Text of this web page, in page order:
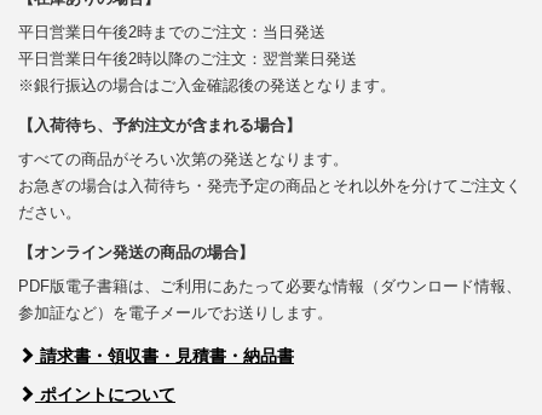
平日営業日午後2時までのご注文：当日発送
平日営業日午後2時以降のご注文：翌営業日発送
※銀行振込の場合はご入金確認後の発送となります。
【入荷待ち、予約注文が含まれる場合】
すべての商品がそろい次第の発送となります。
お急ぎの場合は入荷待ち・発売予定の商品とそれ以外を分けてご注文く
ださい。
【オンライン発送の商品の場合】
PDF版電子書籍は、ご利用にあたって必要な情報（ダウンロード情報、
参加証など）を電子メールでお送りします。
請求書・領収書・見積書・納品書
ポイントについて